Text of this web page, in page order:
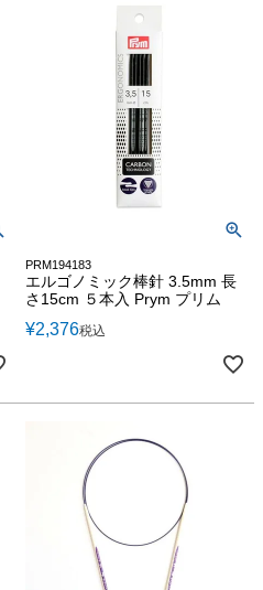
PRM194183
エルゴノミック棒針 3.5mm 長
さ15cm ５本入 Prym プリム
¥2,376税込